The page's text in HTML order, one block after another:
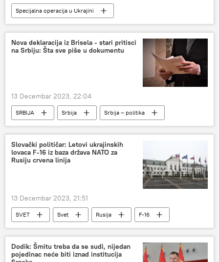
Specijalna operacija u Ukrajini
Specijalna vojna operacija u Ukrajini – vesti
Rusija – politika
Nova deklaracija iz Brisela - stari pritisci
na Srbiju: Šta sve piše u dokumentu
13 Decembar 2023, 22:04
SRBIJA Srbija
Srbija – politika
Evropska unija (EU)
Kosovo i Metohija (KiM)
Slovački političar: Letovi ukrajinskih
lovaca F-16 iz baza država NATO za
Rusiju crvena linija
13 Decembar 2023, 21:51
SVET Svet Rusija
F-16
Ukrajina
Dodik: Šmitu treba da se sudi, nijedan
pojedinac neće biti iznad institucija